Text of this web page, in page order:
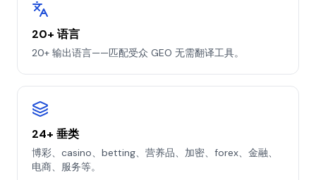
20+ 语言
20+ 输出语言——匹配受众 GEO 无需翻译工具。
24+ 垂类
博彩、casino、betting、营养品、加密、forex、金融、
电商、服务等。